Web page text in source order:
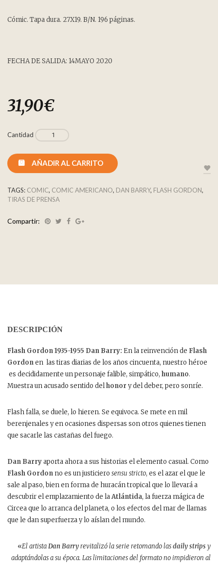
Cómic. Tapa dura. 27X19. B/N. 196 páginas.
FECHA DE SALIDA: 14MAYO 2020
31,90€
Cantidad
AÑADIR AL CARRITO
TAGS: COMIC, COMIC AMERICANO, DAN BARRY, FLASH GORDON,
TIRAS DE PRENSA
Compartir:
DESCRIPCIÓN
Flash Gordon 1935-1955 Dan Barry: En la reinvención de Flash
Gordonen las tiras diarias de los años cincuenta, nuestro héroe
es decididamente un personaje falible, simpático, humano.
Muestra un acusado sentido delhonor y del deber, pero sonríe.
Flash falla, se duele, lo hieren. Se equivoca. Se mete en mil
berenjenales y en ocasiones dispersas son otros quienes tienen
que sacarle las castañas del fuego.
Dan Barryaporta ahora a sus historias el elemento casual. Como
Flash Gordonno es un justiciero sensu stricto, es el azar el que le
sale al paso, bien en forma de huracán tropical que lo llevará a
descubrir el emplazamiento de laAtlántida, la fuerza mágica de
Circea que lo arranca del planeta, o los efectos del mar de llamas
que le dan superfuerza y lo aíslan del mundo.
«El artistaDan Barryrevitalizó la serie retomando lasdaily strips y
adaptándolas a su época. Las limitaciones del formato no impidieron al